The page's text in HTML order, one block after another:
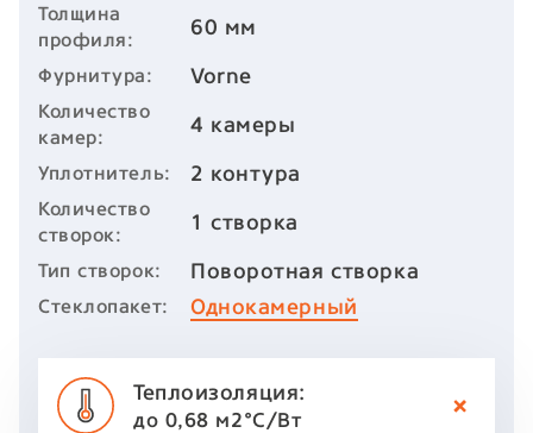
Толщина
профиля:
60 мм
Фурнитура: Vorne
Количество
камер:
4 камеры
Уплотнитель: 2 контура
Количество
створок:
1 створка
Тип створок: Поворотная створка
Стеклопакет: Однокамерный
Теплоизоляция:
до 0,68 м2°C/Вт